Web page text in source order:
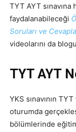
TYT AYT sınavına
faydalanabileceği
Soruları ve
videolarını da
TYT AYT
YKS sınavının
oturumda
bölümlerinde